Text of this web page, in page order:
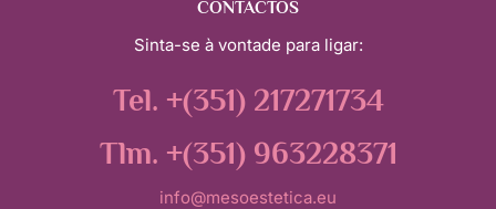
CONTACTOS
Sinta-se à vontade para ligar:
Tel. +(351) 217271734
Tlm. +(351) 963228371
info@mesoestetica.eu